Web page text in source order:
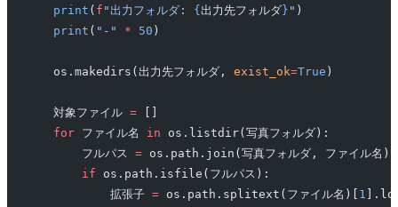
    print
( f "出力フォルダ: { 出力先フォルダ } " )
    print
( "-" * 50 )
    os.makedirs(出力先フォルダ,
exist_ok=True )
    対象ファイル
=
    for
ファイル名 in os.listdir(写真フォルダ):
        フルパス
= os.path.join(写真フォルダ, ファイル名)
        if
os.path.isfile(フルパス):
            拡張子
= os.path.splitext(ファイル名)[ 1